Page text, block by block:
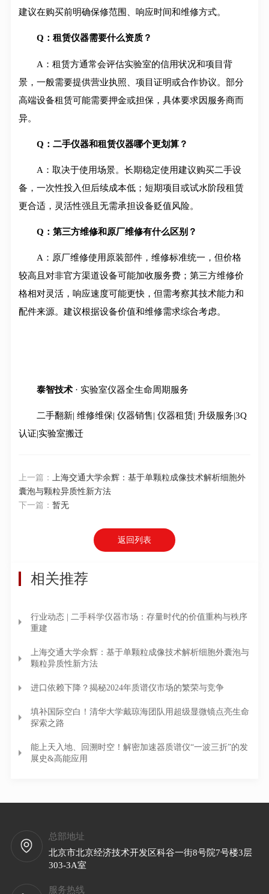
建议在购买前明确保修范围、响应时间和维修方式。
Q：租赁仪器需要什么资质？
A：租赁方通常会评估实验室的信用状况和项目背
景，一般需要提供营业执照、项目证明或合作协议。部分
高端设备租赁可能需要押金或担保，具体要求因服务商而
异。
Q：二手仪器和租赁仪器哪个更划算？
A：取决于使用场景。长期稳定使用建议购买二手设
备，一次性投入但后续成本低；短期项目或试水阶段租赁
更合适，灵活性强且无需承担设备贬值风险。
Q：第三方维修和原厂维修有什么区别？
A：原厂维修使用原装部件，维修标准统一，但价格
较高且对非官方渠道设备可能加收服务费；第三方维修价
格相对灵活，响应速度可能更快，但需考察其技术能力和
配件来源。建议根据设备价值和维修需求综合考虑。
泰智技术 · 实验室仪器全生命周期服务
二手翻新| 维修维保| 仪器销售| 仪器租赁| 升级服务|3Q
认证|实验室搬迁
上一篇：上海交通大学余辉：基于单颗粒成像技术解析细胞外
囊泡与颗粒异质性新方法
下一篇：暂无
返回列表
相关推荐
行业动态 | 二手科学仪器市场：存量时代的价值重构与秩序
重建
上海交通大学余辉：基于单颗粒成像技术解析细胞外囊泡与
颗粒异质性新方法
进口依赖下降？揭秘2024年质谱仪市场的繁荣与竞争
填补国际空白！清华大学戴琼海团队用超级显微镜点亮生命
探索之路
能上天入地、回溯时空！解密加速器质谱仪“一波三折”的发
展史&高能应用
总部地址
北京市北京经济技术开发区科谷一街8号院7号楼3层
303-3A室
服务热线